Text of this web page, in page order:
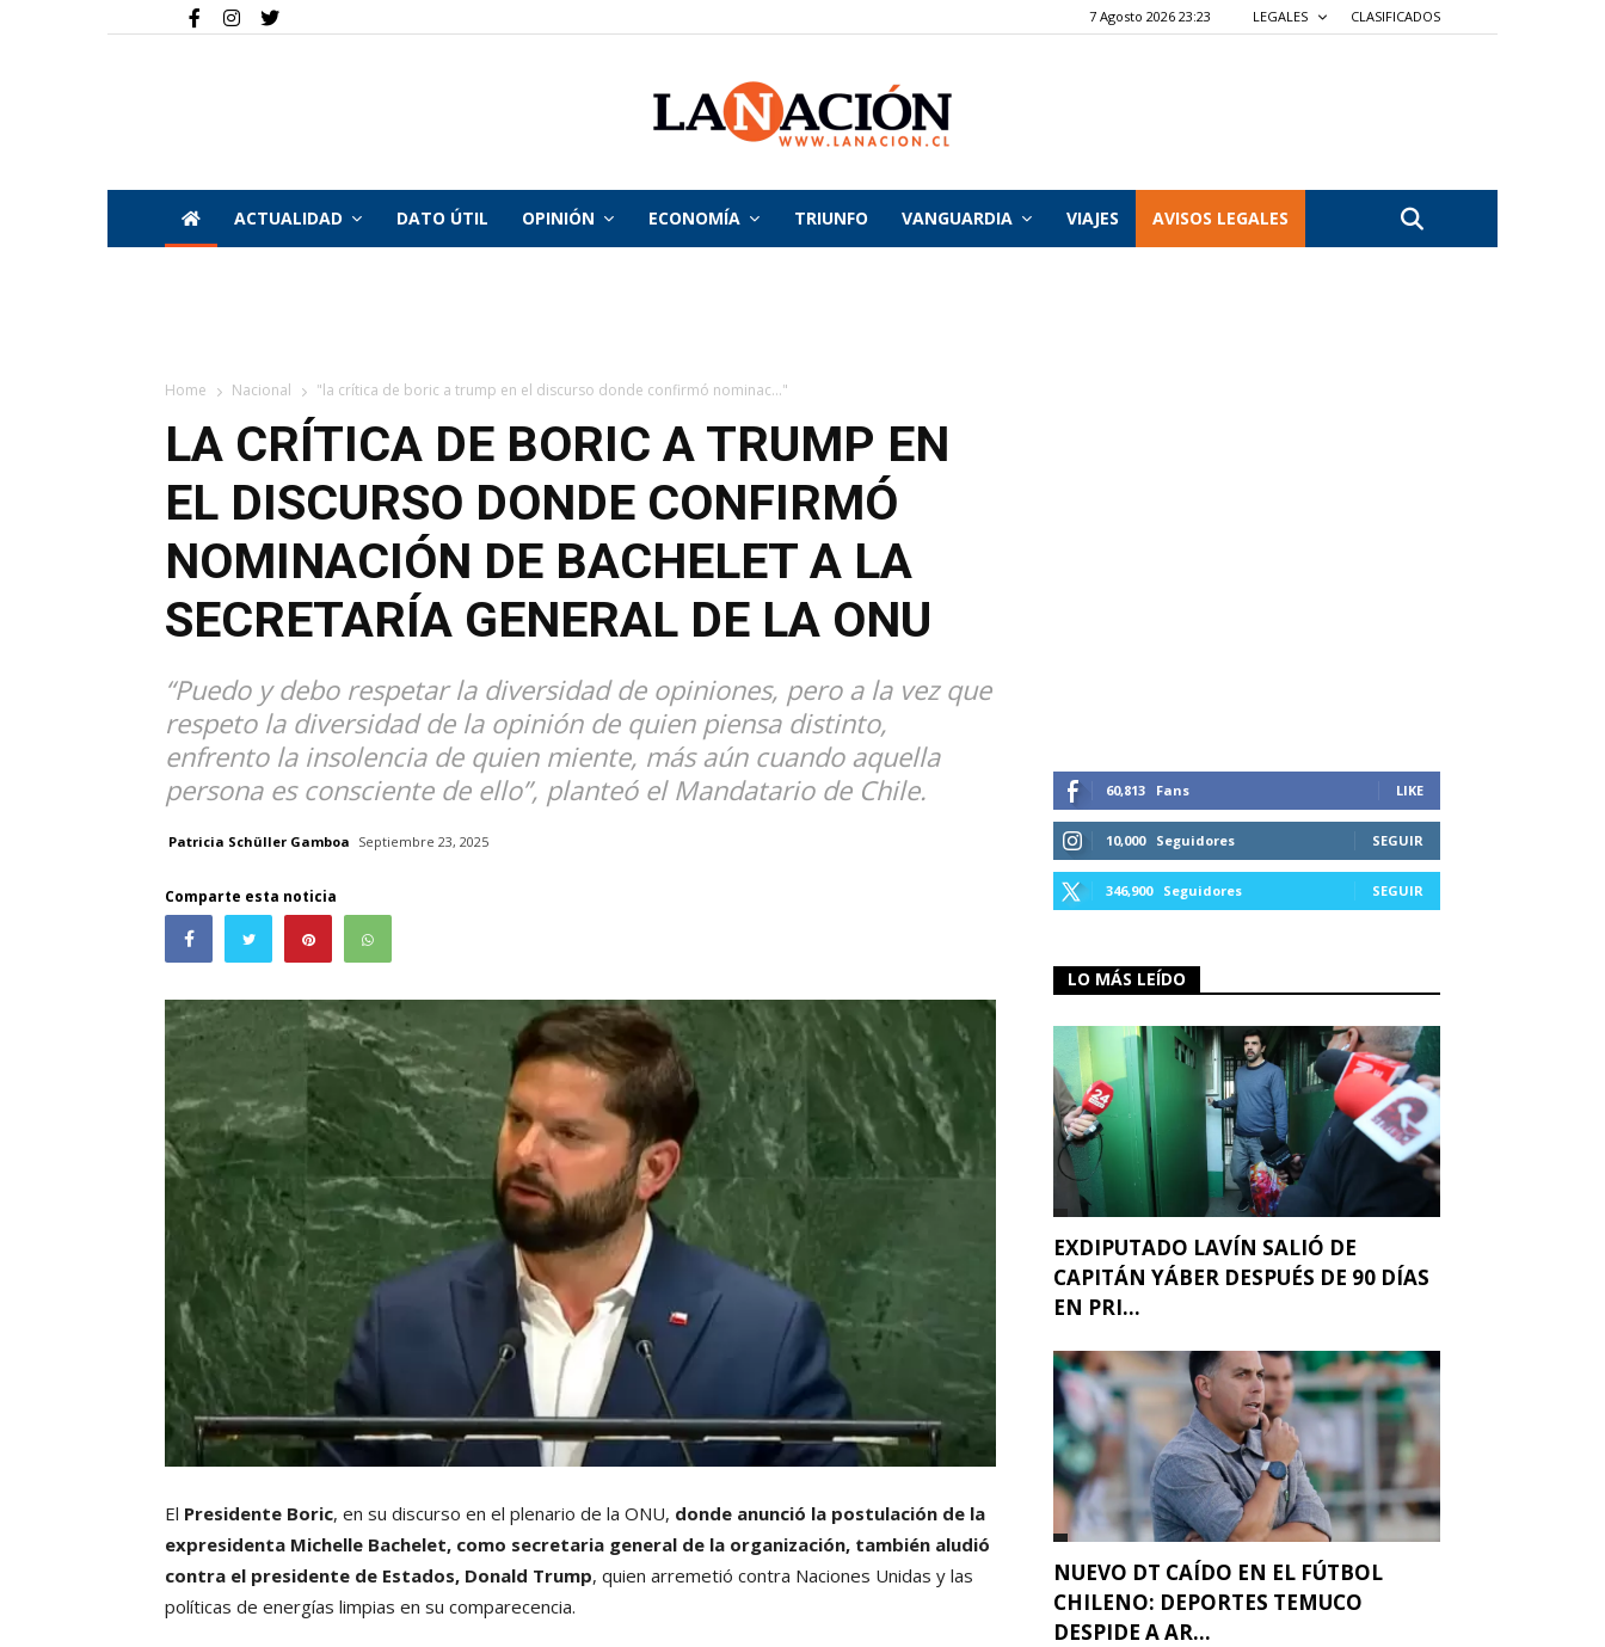
7 Agosto 2026 23:23 LEGALES CLASIFICADOS
La
ACTUALIDAD DATO ÚTIL OPINIÓN ECONOMÍA TRIUNFO VANGUARDIA VIAJES AVISOS LEGALES
Home Nacional "la crítica de boric a trump en el discurso donde confirmó nominac..."
LA CRÍTICA DE BORIC A TRUMP EN
EL DISCURSO DONDE CONFIRMÓ
NOMINACIÓN DE BACHELET A LA
SECRETARÍA GENERAL DE LA ONU
“Puedo y debo respetar la diversidad de opiniones, pero a la vez que
respeto la diversidad de la opinión de quien piensa distinto,
enfrento la insolencia de quien miente, más aún cuando aquella
persona es consciente de ello”, planteó el Mandatario de Chile.
Patricia Schüller Gamboa Septiembre 23, 2025
Comparte esta noticia
El Presidente Boric, en su discurso en el plenario de la ONU, donde anunció la postulación de la
expresidenta Michelle Bachelet, como secretaria general de la organización, también aludió
contra el presidente de Estados, Donald Trump, quien arremetió contra Naciones Unidas y las
políticas de energías limpias en su comparecencia.
60,813 Fans LIKE
10,000 Seguidores SEGUIR
346,900 Seguidores SEGUIR
LO MÁS LEÍDO
EXDIPUTADO LAVÍN SALIÓ DE
CAPITÁN YÁBER DESPUÉS DE 90 DÍAS
EN PRI...
NUEVO DT CAÍDO EN EL FÚTBOL
CHILENO: DEPORTES TEMUCO
DESPIDE A AR...